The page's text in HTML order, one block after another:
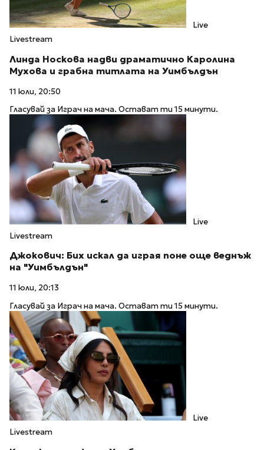
Live
Livestream
Линда Носкова надви драматично Каролина
Мухова и грабна титлата на Уимбълдън
11 юли, 20:50
Гласувай за Играч на мача. Остават ти 15 минути.
Live
Livestream
Джокович: Бих искал да играя поне още веднъж
на "Уимбълдън"
11 юли, 20:13
Гласувай за Играч на мача. Остават ти 15 минути.
Live
Livestream